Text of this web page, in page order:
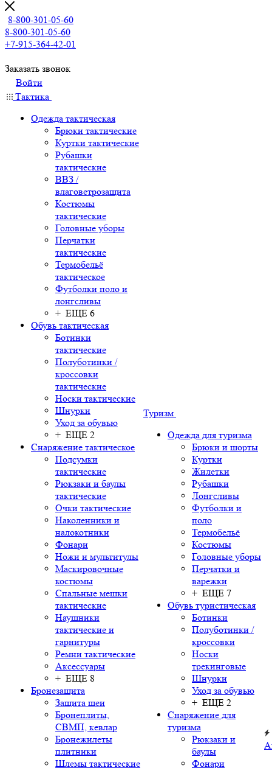
8-800-301-05-60
8-800-301-05-60
+7-915-364-42-01
Заказать звонок
Войти
Тактика
Одежда тактическая
Брюки тактические
Куртки тактические
Рубашки
тактические
ВВЗ /
влаговетрозащита
Костюмы
тактические
Головные уборы
Перчатки
тактические
Термобельё
тактическое
Футболки поло и
лонгсливы
+ ЕЩЕ 6
Обувь тактическая
Ботинки
тактические
Полуботинки /
кроссовки
тактические
Носки тактические
Шнурки
Уход за обувью
+ ЕЩЕ 2
Снаряжение тактическое
Подсумки
тактические
Рюкзаки и баулы
тактические
Очки тактические
Наколенники и
налокотники
Фонари
Ножи и мультитулы
Маскировочные
костюмы
Спальные мешки
тактические
Наушники
тактические и
гарнитуры
Ремни тактические
Аксессуары
+ ЕЩЕ 8
Бронезащита
Защита шеи
Бронеплиты,
СВМП, кевлар
Бронежилеты
плитники
Шлемы тактические
Туризм
Одежда для туризма
Брюки и шорты
Куртки
Жилетки
Рубашки
Лонгсливы
Футболки и
поло
Термобельё
Костюмы
Головные уборы
Перчатки и
варежки
+ ЕЩЕ 7
Обувь туристическая
Ботинки
Полуботинки /
кроссовки
Носки
трекинговые
Шнурки
Уход за обувью
+ ЕЩЕ 2
Снаряжение для
туризма
Рюкзаки и
баулы
Фонари